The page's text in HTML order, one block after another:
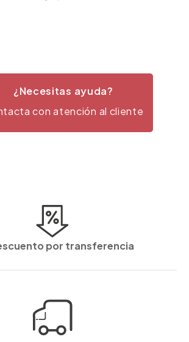
¿Necesitas ayuda?
con atención al cliente
por transferencia